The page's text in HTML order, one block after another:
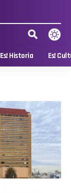
Es! Historia Es!